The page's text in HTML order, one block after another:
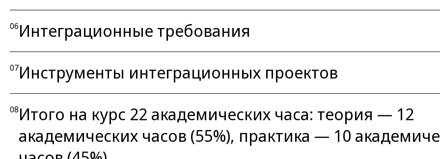
06Интеграционные требования
07Инструменты интеграционных проектов
08Итого на курс 22 академических часа: теория — 12
академических часов (55%), практика — 10